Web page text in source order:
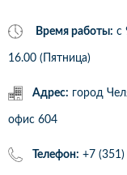
Время работы: с
16.00 (Пятница)
Адрес: город
офис 604
Телефон: +7